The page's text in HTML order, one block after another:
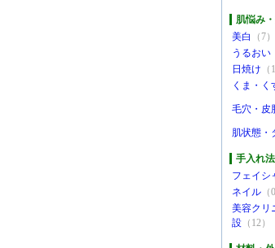
肌悩み
美白
（7）
うるおい
日焼け （
くま・く
毛穴・皮
肌状態・
手入れ
フェイシ
ネイル （
美容クリ
設 （12）